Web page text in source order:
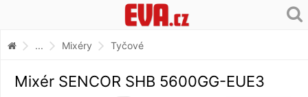
... Mixéry Tyčové
Mixér SENCOR SHB 5600GG-EUE3